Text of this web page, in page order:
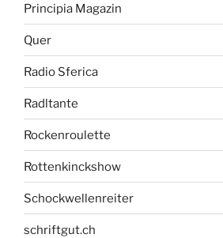
Principia Magazin
Quer
Radio Sferica
Radltante
Rockenroulette
Rottenkinckshow
Schockwellenreiter
schriftgut.ch